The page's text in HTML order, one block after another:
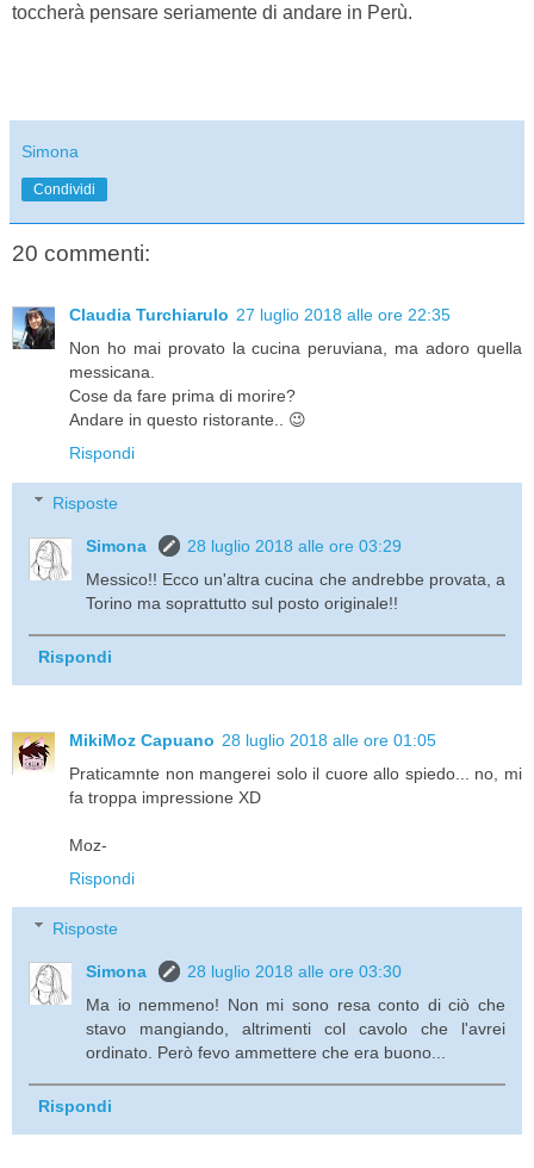
toccherà pensare seriamente di andare in Perù.
Simona
Condividi
20 commenti:
Claudia Turchiarulo 27 luglio 2018 alle ore 22:35
Non ho mai provato la cucina peruviana, ma adoro quella
messicana.
Cose da fare prima di morire?
Andare in questo ristorante.. 😉
Rispondi
Risposte
Simona
28 luglio 2018 alle ore 03:29
Messico!! Ecco un'altra cucina che andrebbe provata, a
Torino ma soprattutto sul posto originale!!
Rispondi
MikiMoz Capuano 28 luglio 2018 alle ore 01:05
Praticamnte non mangerei solo il cuore allo spiedo... no, mi
fa troppa impressione XD
Moz-
Rispondi
Risposte
Simona
28 luglio 2018 alle ore 03:30
Ma io nemmeno! Non mi sono resa conto di ciò che
stavo mangiando, altrimenti col cavolo che l'avrei
ordinato. Però fevo ammettere che era buono...
Rispondi